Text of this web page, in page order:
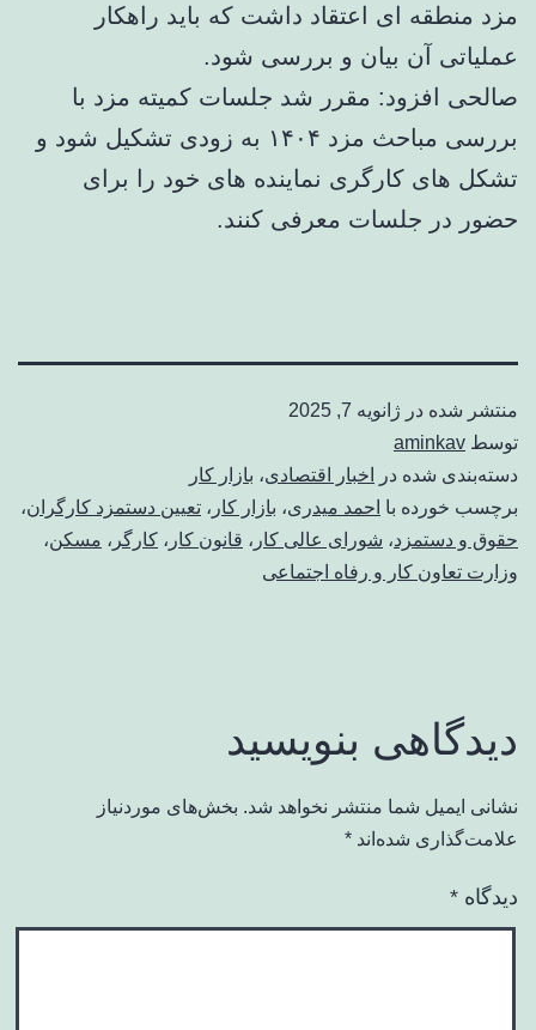
مزد منطقه ای اعتقاد داشت که باید راهکار
عملیاتی آن بیان و بررسی شود.
صالحی افزود: مقرر شد جلسات کمیته مزد با
بررسی مباحث مزد ۱۴۰۴ به زودی تشکیل شود و
تشکل های کارگری نماینده های خود را برای
حضور در جلسات معرفی کنند.
منتشر شده در ژانویه 7, 2025
توسط aminkav
دسته‌بندی شده در
اخبار اقتصادی، بازار کار
برچسب خورده با احمد میدری، بازار کار ، تعیین دستمزد کارگران،
حقوق و دستمزد، شورای عالی کار ، قانون کار ، کارگر ، مسکن،
وزارت تعاون کار و رفاه اجتماعی
دیدگاهی بنویسید
نشانی ایمیل شما منتشر نخواهد شد. بخش‌های موردنیاز
علامت‌گذاری شده‌اند *
دیدگاه *